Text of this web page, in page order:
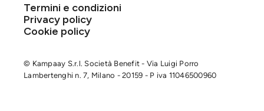
Termini e condizioni
Privacy policy
Cookie policy
© Kampaay S.r.l. Società Benefit - Via Luigi Porro
Lambertenghi n. 7, Milano - 20159 - P iva 11046500960